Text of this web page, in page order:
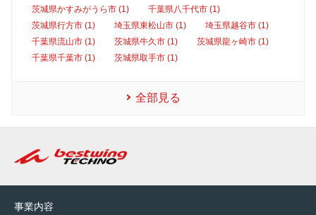
茨城県かすみがうら市 (1)
千葉県八千代市 (1)
茨城県行方市 (1)
埼玉県東松山市 (1)
埼玉県越谷市 (1)
千葉県流山市 (1)
茨城県牛久市 (1)
茨城県龍ヶ崎市 (1)
千葉県千葉市 (1)
茨城県取手市 (1)
全部見る
事業内容